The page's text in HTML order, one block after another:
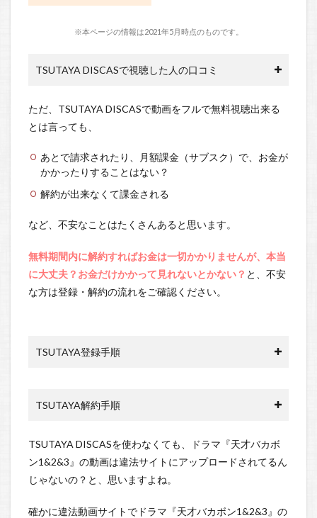
※本ページの情報は2021年5月時点のものです。
TSUTAYA DISCASで視聴した人の口コミ
ただ、TSUTAYA DISCASで動画をフルで無料視聴出来る
とは言っても、
あとで請求されたり、月額課金（サブスク）で、お金が
かかったりすることはない？
解約が出来なくて課金される
など、不安なことはたくさんあると思います。
無料期間内に解約すればお金は一切かかりませんが、本当
に大丈夫？お金だけかかって見れないとかない？ と、不安
な方は登録・解約の流れをご確認ください。
TSUTAYA登録手順
TSUTAYA解約手順
TSUTAYA DISCASを使わなくても、ドラマ『天才バカボ
ン1&2&3』の動画は違法サイトにアップロードされてるん
じゃないの？と、思いますよね。
確かに違法動画サイトでドラマ『天才バカボン1&2&3』の